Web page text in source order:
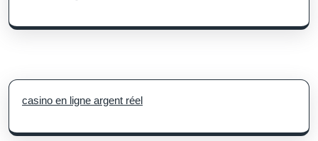
casino en ligne argent réel